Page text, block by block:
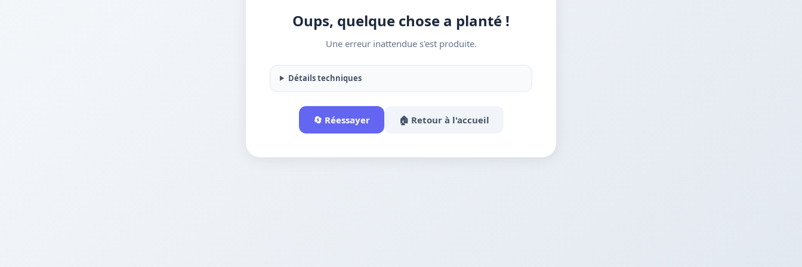
Oups, quelque chose a planté !
Une erreur inattendue s'est produite.
Détails techniques
🔄 Réessayer 🏠 Retour à l'accueil